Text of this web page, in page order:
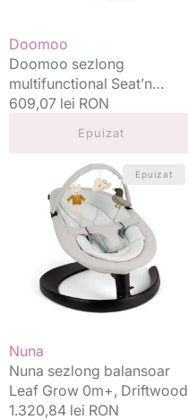
Vânzător:
Doomoo
Doomoo sezlong
multifunctional Seat’n
Swing 0m+ Grey
Preț
609,07 lei RON
Epuizat
sezlong
balansoar
Driftwood
Epuizat
Vânzător:
Nuna
Nuna sezlong balansoar
Leaf Grow 0m+, Driftwood
Preț
1.320,84 lei RON